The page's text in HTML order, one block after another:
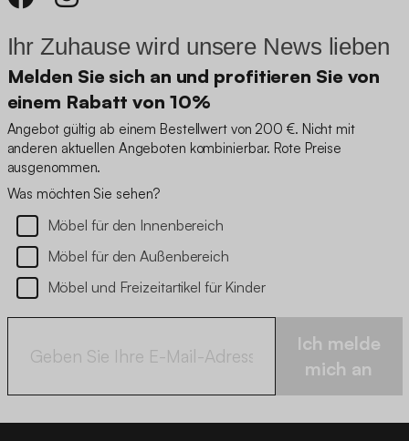
Ihr Zuhause wird unsere News lieben
Melden Sie sich an und profitieren Sie von
einem Rabatt von 10%
Angebot gültig ab einem Bestellwert von 200 €. Nicht mit
anderen aktuellen Angeboten kombinierbar. Rote Preise
ausgenommen.
Was möchten Sie sehen?
Möbel für den Innenbereich
Möbel für den Außenbereich
Möbel und Freizeitartikel für Kinder
Ich melde
mich an